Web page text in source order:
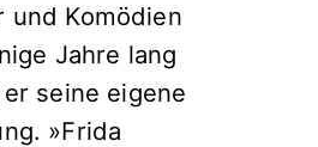
und Komödien
Jahre lang
seine eigene
»Frida